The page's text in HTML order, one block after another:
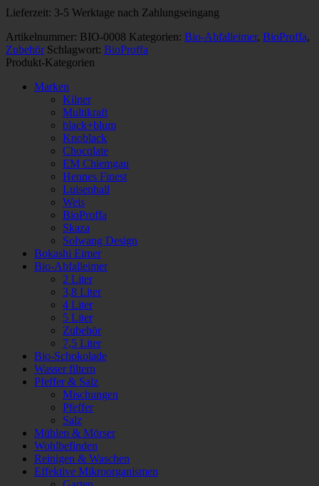
Menge
Lieferzeit: 3-5 Werktage nach Zahlungseingang
Artikelnummer: BIO-0008 Kategorien: Bio-Abfalleimer, BioProffa,
Zubehör Schlagwort: BioProffa
Produkt-Kategorien
Marken
Kilner
Multikraft
black+blum
Knoblack
Chocqlate
EM Chiemgau
Hennes Finest
Luisenhall
Weis
BioProffa
Skaza
Solwang Design
Bokashi Eimer
Bio-Abfalleimer
2 Liter
3,8 Liter
4 Liter
5 Liter
Zubehör
7,5 Liter
Bio-Schokolade
Wasser filtern
Pfeffer & Salz
Mischungen
Pfeffer
Salz
Mühlen & Mörser
Wohlbefinden
Reinigen & Waschen
Effektive Mikroorganismen